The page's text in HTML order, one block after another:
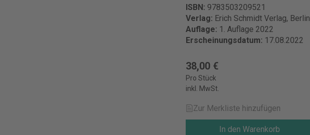
ISBN: 9783503209521
Verlag: Erich Schmidt Verlag, Berlin
Auflage: 1. Auflage 2022
Erscheinungsdatum: 17.08.2022
38,00 €
Pro Stück
inkl. MwSt.
Zur Merkliste hinzufügen
In den Warenkorb